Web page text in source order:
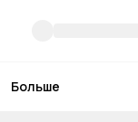
Больше